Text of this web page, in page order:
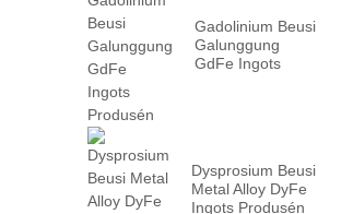
Gadolinium Beusi
Galunggung
GdFe Ingots
Dysprosium Beusi
Metal Alloy DyFe
Ingots Produsén